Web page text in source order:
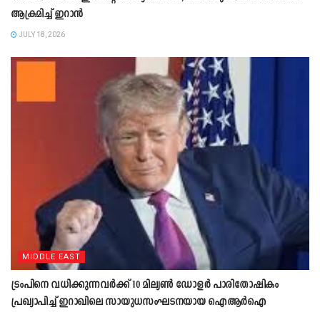
ആക്രമിച്ച് ഇറാൻ
JULY 18, 2026
MIDDLE EAST
ട്രംപിനെ വധിക്കുന്നവർക്ക് 10 മില്യൺ ഡോളർ പാരിതോഷികം
പ്രഖ്യാപിച്ച് ഇറാഖിലെ സായുധസംഘടനയായ ഐആർഐ